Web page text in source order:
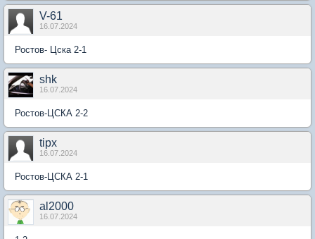
V-61
16.07.2024
Ростов- Цска 2-1
shk
16.07.2024
Ростов-ЦСКА 2-2
tipx
16.07.2024
Ростов-ЦСКА 2-1
al2000
16.07.2024